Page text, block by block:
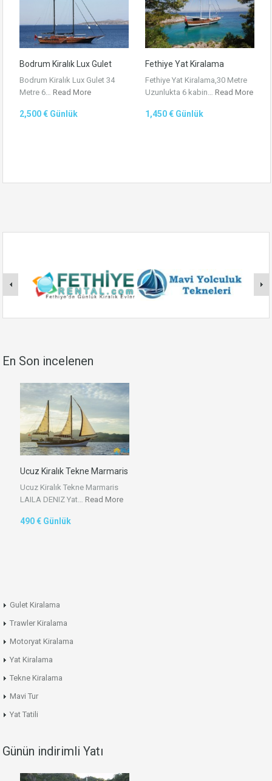
Bodrum Kiralık Lux Gulet
Bodrum Kiralık Lux Gulet 34
Metre 6… Read More
2,500 € Günlük
Fethiye Yat Kiralama
Fethiye Yat Kiralama,30 Metre
Uzunlukta 6 kabin… Read More
1,450 € Günlük
En Son incelenen
Ucuz Kiralık Tekne Marmaris
Ucuz Kiralık Tekne Marmaris
LAILA DENIZ Yat… Read More
490 € Günlük
Gulet Kiralama
Trawler Kiralama
Motoryat Kiralama
Yat Kiralama
Tekne Kiralama
Mavi Tur
Yat Tatili
Günün indirimli Yatı